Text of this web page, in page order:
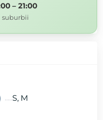
– 21:00
suburbii
S, M